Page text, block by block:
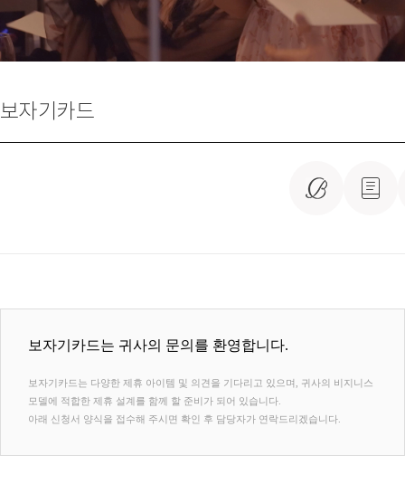
보자기카드
보자기카드는 귀사의 문의를 환영합니다.
보자기카드는 다양한 제휴 아이템 및 의견을 기다리고 있으며, 귀사의 비지니스
모델에 적합한 제휴 설계를 함께 할 준비가 되어 있습니다.
아래 신청서 양식을 접수해 주시면 확인 후 담당자가 연락드리겠습니다.